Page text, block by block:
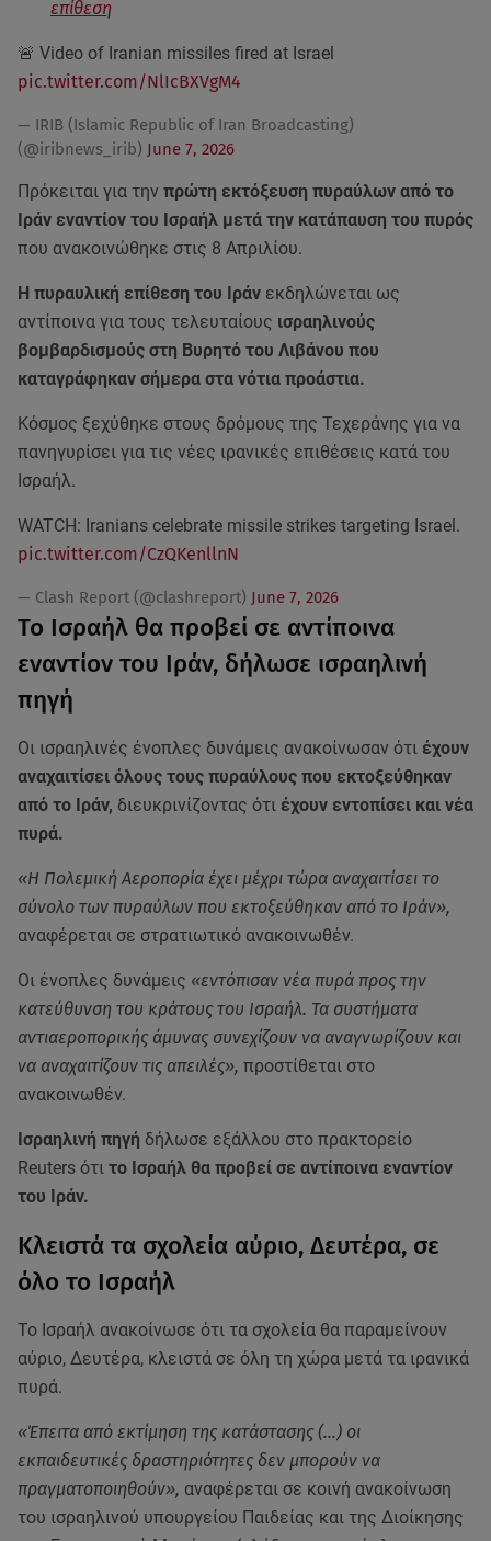
επίθεση
🚨 Video of Iranian missiles fired at Israel
pic.twitter.com/NlIcBXVgM4
— IRIB (Islamic Republic of Iran Broadcasting)
(@iribnews_irib) June 7, 2026
Πρόκειται για την πρώτη εκτόξευση πυραύλων από το
Ιράν εναντίον του Ισραήλ μετά την κατάπαυση του πυρός
που ανακοινώθηκε στις 8 Απριλίου.
Η πυραυλική επίθεση του Ιράν εκδηλώνεται ως
αντίποινα για τους τελευταίους ισραηλινούς
βομβαρδισμούς στη Βυρητό του Λιβάνου που
καταγράφηκαν σήμερα στα νότια προάστια.
Κόσμος ξεχύθηκε στους δρόμους της Τεχεράνης για να
πανηγυρίσει για τις νέες ιρανικές επιθέσεις κατά του
Ισραήλ.
WATCH: Iranians celebrate missile strikes targeting Israel.
pic.twitter.com/CzQKenllnN
— Clash Report (@clashreport) June 7, 2026
Το Ισραήλ θα προβεί σε αντίποινα
εναντίον του Ιράν, δήλωσε ισραηλινή
πηγή
Οι ισραηλινές ένοπλες δυνάμεις ανακοίνωσαν ότι έχουν
αναχαιτίσει όλους τους πυραύλους που εκτοξεύθηκαν
από το Ιράν, διευκρινίζοντας ότι έχουν εντοπίσει και νέα
πυρά.
«Η Πολεμική Αεροπορία έχει μέχρι τώρα αναχαιτίσει το
σύνολο των πυραύλων που εκτοξεύθηκαν από το Ιράν»,
αναφέρεται σε στρατιωτικό ανακοινωθέν.
Οι ένοπλες δυνάμεις «εντόπισαν νέα πυρά προς την
κατεύθυνση του κράτους του Ισραήλ. Τα συστήματα
αντιαεροπορικής άμυνας συνεχίζουν να αναγνωρίζουν και
να αναχαιτίζουν τις απειλές», προστίθεται στο
ανακοινωθέν.
Ισραηλινή πηγή δήλωσε εξάλλου στο πρακτορείο
Reuters ότι το Ισραήλ θα προβεί σε αντίποινα εναντίον
του Ιράν.
Kλειστά τα σχολεία αύριο, Δευτέρα, σε
όλο το Ισραήλ
Το Ισραήλ ανακοίνωσε ότι τα σχολεία θα παραμείνουν
αύριο, Δευτέρα, κλειστά σε όλη τη χώρα μετά τα ιρανικά
πυρά.
«Έπειτα από εκτίμηση της κατάστασης (...) οι
εκπαιδευτικές δραστηριότητες δεν μπορούν να
πραγματοποιηθούν», αναφέρεται σε κοινή ανακοίνωση
του ισραηλινού υπουργείου Παιδείας και της Διοίκησης